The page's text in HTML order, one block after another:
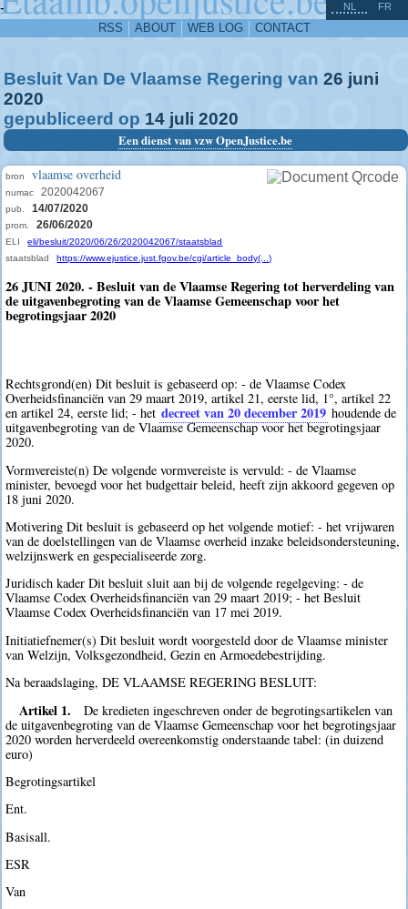
-
RSS ABOUT WEB LOG CONTACT
NL FR
Besluit Van De Vlaamse Regering van 26 juni
2020
gepubliceerd op 14 juli 2020
Een dienst van vzw OpenJustice.be
bron vlaamse overheid
numac 2020042067
pub. 14/07/2020
prom. 26/06/2020
ELI
eli/besluit/2020/06/26/2020042067/staatsblad
staatsblad
https://www.ejustice.just.fgov.be/cgi/article_body(...)
26 JUNI 2020. - Besluit van de Vlaamse Regering tot herverdeling van
de uitgavenbegroting van de Vlaamse Gemeenschap voor het
begrotingsjaar 2020
Rechtsgrond(en) Dit besluit is gebaseerd op: - de Vlaamse Codex
Overheidsfinanciën van 29 maart 2019, artikel 21, eerste lid, 1°, artikel 22
en artikel 24, eerste lid; - het decreet van 20 december 2019 houdende de
uitgavenbegroting van de Vlaamse Gemeenschap voor het begrotingsjaar
2020.
Vormvereiste(n) De volgende vormvereiste is vervuld: - de Vlaamse
minister, bevoegd voor het budgettair beleid, heeft zijn akkoord gegeven op
18 juni 2020.
Motivering Dit besluit is gebaseerd op het volgende motief: - het vrijwaren
van de doelstellingen van de Vlaamse overheid inzake beleidsondersteuning,
welzijnswerk en gespecialiseerde zorg.
Juridisch kader Dit besluit sluit aan bij de volgende regelgeving: - de
Vlaamse Codex Overheidsfinanciën van 29 maart 2019; - het Besluit
Vlaamse Codex Overheidsfinanciën van 17 mei 2019.
Initiatiefnemer(s) Dit besluit wordt voorgesteld door de Vlaamse minister
van Welzijn, Volksgezondheid, Gezin en Armoedebestrijding.
Na beraadslaging, DE VLAAMSE REGERING BESLUIT:
Artikel 1.
De kredieten ingeschreven onder de begrotingsartikelen van
de uitgavenbegroting van de Vlaamse Gemeenschap voor het begrotingsjaar
2020 worden herverdeeld overeenkomstig onderstaande tabel: (in duizend
euro)
Begrotingsartikel
Ent.
Basisall.
ESR
Van
^